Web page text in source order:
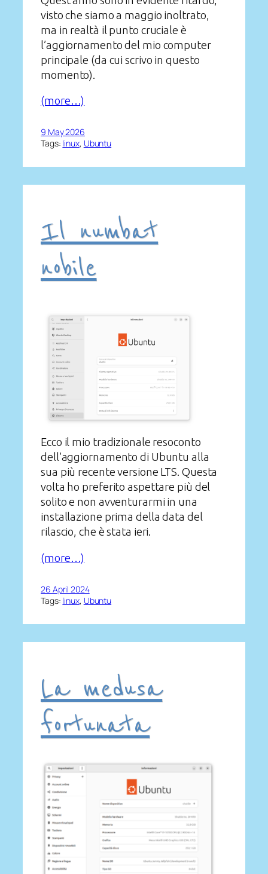
visto che siamo a maggio inoltrato,
ma in realtà il punto cruciale è
l’aggiornamento del mio computer
principale (da cui scrivo in questo
momento).
(more…)
9 May 2026
Tags: linux, Ubuntu
Il numbat
nobile
Ecco il mio tradizionale resoconto
dell’aggiornamento di Ubuntu alla
sua più recente versione LTS. Questa
volta ho preferito aspettare più del
solito e non avventurarmi in una
installazione prima della data del
rilascio, che è stata ieri.
(more…)
26 April 2024
Tags: linux, Ubuntu
La medusa
fortunata